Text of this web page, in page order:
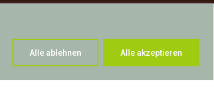
Alle ablehnen Alle akzeptieren